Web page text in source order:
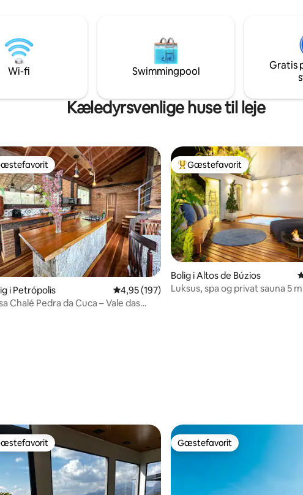
soveværelse har to enkeltsenge,
der er yderligere to
futoner, der kan placeres i
hvis det er nødvendigt.
metroen. Efter en dag på
med at udforske byen kan du
hyggelige omgivelser, der er
at få dig til at føle dig hjemme.
Wi-fi Swimmingpool
Gratis
Kæledyrsvenlige huse til leje
bedømmelse, 122 omtaler
i Petrópolis 4,95 ud af 5 i gennemsnitlig bedømmelse,
4,95 (197)
Chalé Pedra da Cuca – Vale das
Bedste gæstefavorit
Gæstefavorit
Bolig i Altos de Búzios
Luksus, spa og privat sauna 5
Gæstefavorit
Gæstefavorit